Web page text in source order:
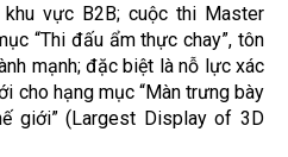
vực B2B; cuộc thi Master
“Thi đấu ẩm thực chay”, tôn
mạnh; đặc biệt là nỗ lực xác
cho hạng mục “Màn trưng bày
giới” (Largest Display of 3D